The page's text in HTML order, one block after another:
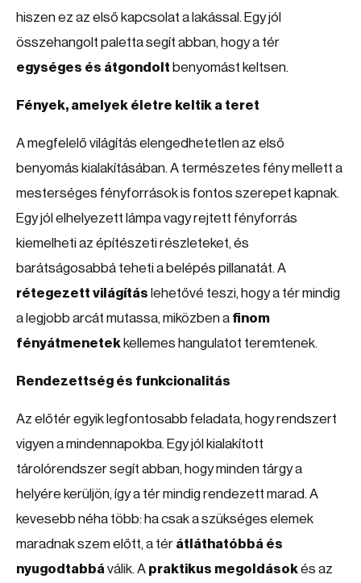
hiszen ez az első kapcsolat a lakással. Egy jól
összehangolt paletta segít abban, hogy a tér
egységes és átgondolt benyomást keltsen.
Fények, amelyek életre keltik a teret
A megfelelő világítás elengedhetetlen az első
benyomás kialakításában. A természetes fény mellett a
mesterséges fényforrások is fontos szerepet kapnak.
Egy jól elhelyezett lámpa vagy rejtett fényforrás
kiemelheti az építészeti részleteket, és
barátságosabbá teheti a belépés pillanatát. A
rétegezett világítás lehetővé teszi, hogy a tér mindig
a legjobb arcát mutassa, miközben a finom
fényátmenetek kellemes hangulatot teremtenek.
Rendezettség és funkcionalitás
Az előtér egyik legfontosabb feladata, hogy rendszert
vigyen a mindennapokba. Egy jól kialakított
tárolórendszer segít abban, hogy minden tárgy a
helyére kerüljön, így a tér mindig rendezett marad. A
kevesebb néha több: ha csak a szükséges elemek
maradnak szem előtt, a tér átláthatóbbá és
nyugodtabbá válik. A praktikus megoldásokés az